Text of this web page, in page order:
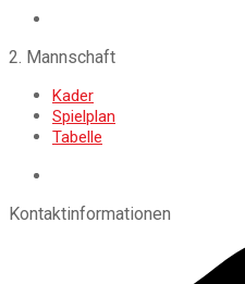
2. Mannschaft
Kader
Spielplan
Tabelle
Kontaktinformationen